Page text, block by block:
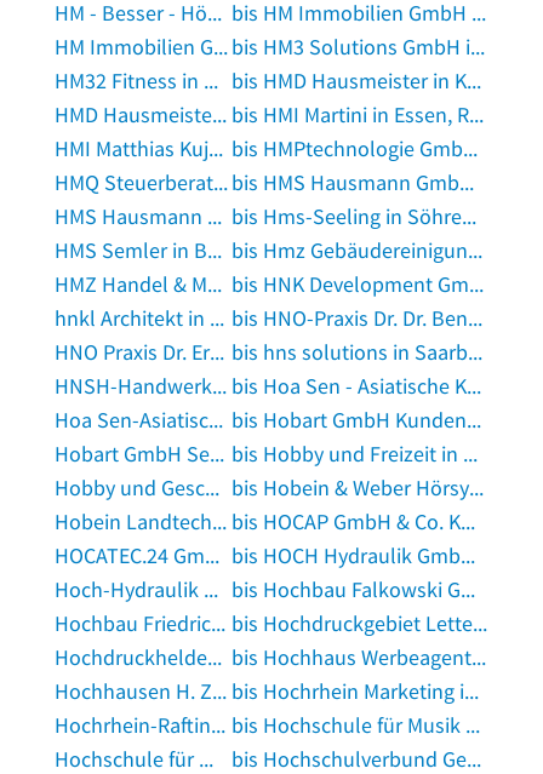
HM - Besser - Hören GmbH in Elsterwerda
bis HM Immobilien GmbH in Moers
HM Immobilien GmbH in München
bis HM3 Solutions GmbH in Prien am Chiemsee
HM32 Fitness in Korbach
bis HMD Hausmeister in Karlsruhe, Baden
HMD Hausmeister-Dienst Bergmann GmbH in Unterhaching
bis HMI Martini in Essen, Ruhr
HMI Matthias Kujawa in Berlin
bis HMPtechnologie GmbH in Halsenbach
HMQ Steuerberater in Hürtgenwald
bis HMS Hausmann GmbH in Augsburg, Bayern
HMS Hausmann GmbH in Augsburg, Bayern
bis Hms-Seeling in Söhrewald
HMS Semler in Bellheim
bis Hmz Gebäudereinigung in Hamm, Westfalen
HMZ Handel & Marketing Fleischerei Gastronomie in Eislingen, Fils
bis HNK Development GmbH in Berlin
hnkl Architekt in Hannover
bis HNO-Praxis Dr. Dr. Benter in Berlin
HNO Praxis Dr. Erich Gahleitner Dr. Katharina Dalles in Hemau
bis hns solutions in Saarbrücken
HNSH-Handwerk GbR in Hamburg
bis Hoa Sen - Asiatische Küche in Albstadt, Württemberg
Hoa Sen-Asiatische Küche in Recke
bis Hobart GmbH Kundendienst in Gräfelfing
Hobart GmbH Servicecenter Küchentechnik/Bäckereitechnik in Hannover
bis Hobby und Freizeit in Dresden
Hobby und Geschenke in Heilsbronn
bis Hobein & Weber Hörsysteme GbR in Idar-Oberstein
Hobein Landtechnik GmbH in Aschersleben, Sachsen-Anhalt
bis HOCAP GmbH & Co. KG in Detmold
HOCATEC.24 GmbH in Hamm, Westfalen
bis HOCH Hydraulik GmbH in Steinach, Baden
Hoch-Hydraulik GmbH in Zell am Harmersbach
bis Hochbau Falkowski GmbH in Luckau, Niederlausitz
Hochbau Friedrich Wolf GmbH & Co. KG in Bad Harzburg
bis Hochdruckgebiet Letterpress Manufaktur in Heek
Hochdruckhelden Reinigungsservice in Tönisvorst
bis Hochhaus Werbeagentur GmbH in Köln
Hochhausen H. Zelteverleih und Gaststättenbetrieb OHG in Bedburg, Erft
bis Hochrhein Marketing in Lauchringen
Hochrhein-Rafting.de in Küssaberg
bis Hochschule für Musik Detmold in Detmold
Hochschule für Musik Detmold in Detmold
bis Hochschulverbund Gesundheitsfachberufe e.V. in Berlin